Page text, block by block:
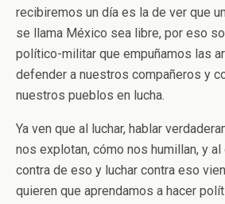
recibiremos un día es la de ver que
se llama México sea libre, por eso
político-militar que empuñamos las
defender a nuestros compañeros y
nuestros pueblos en lucha.
Ya ven que al luchar, hablar
nos explotan, cómo nos humillan, y
contra de eso y luchar contra eso
quieren que aprendamos a hacer